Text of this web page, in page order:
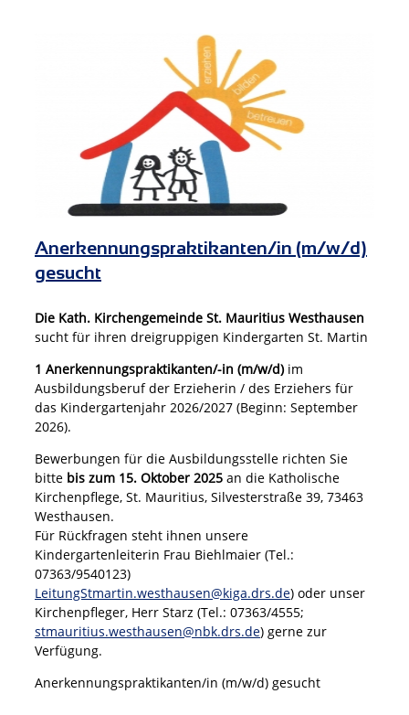
Anerkennungspraktikanten/in (m/w/d)
gesucht
Die Kath. Kirchengemeinde St. Mauritius Westhausen
sucht für ihren dreigruppigen Kindergarten St. Martin
1 Anerkennungspraktikanten/-in (m/w/d) im
Ausbildungsberuf der Erzieherin / des Erziehers für
das Kindergartenjahr 2026/2027 (Beginn: September
2026).
Bewerbungen für die Ausbildungsstelle richten Sie
bitte bis zum 15. Oktober 2025 an die Katholische
Kirchenpflege, St. Mauritius, Silvesterstraße 39, 73463
Westhausen.
Für Rückfragen steht ihnen unsere
Kindergartenleiterin Frau Biehlmaier (Tel.:
07363/9540123)
LeitungStmartin.westhausen@kiga.drs.de) oder unser
Kirchenpfleger, Herr Starz (Tel.: 07363/4555;
stmauritius.westhausen@nbk.drs.de) gerne zur
Verfügung.
Anerkennungspraktikanten/in (m/w/d) gesucht